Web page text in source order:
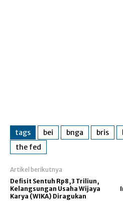
tags bei bnga bris
the fed
Artikel berikutnya
Defisit Sentuh Rp8,3 Triliun,
Kelangsungan Usaha Wijaya
Karya (WIKA) Diragukan